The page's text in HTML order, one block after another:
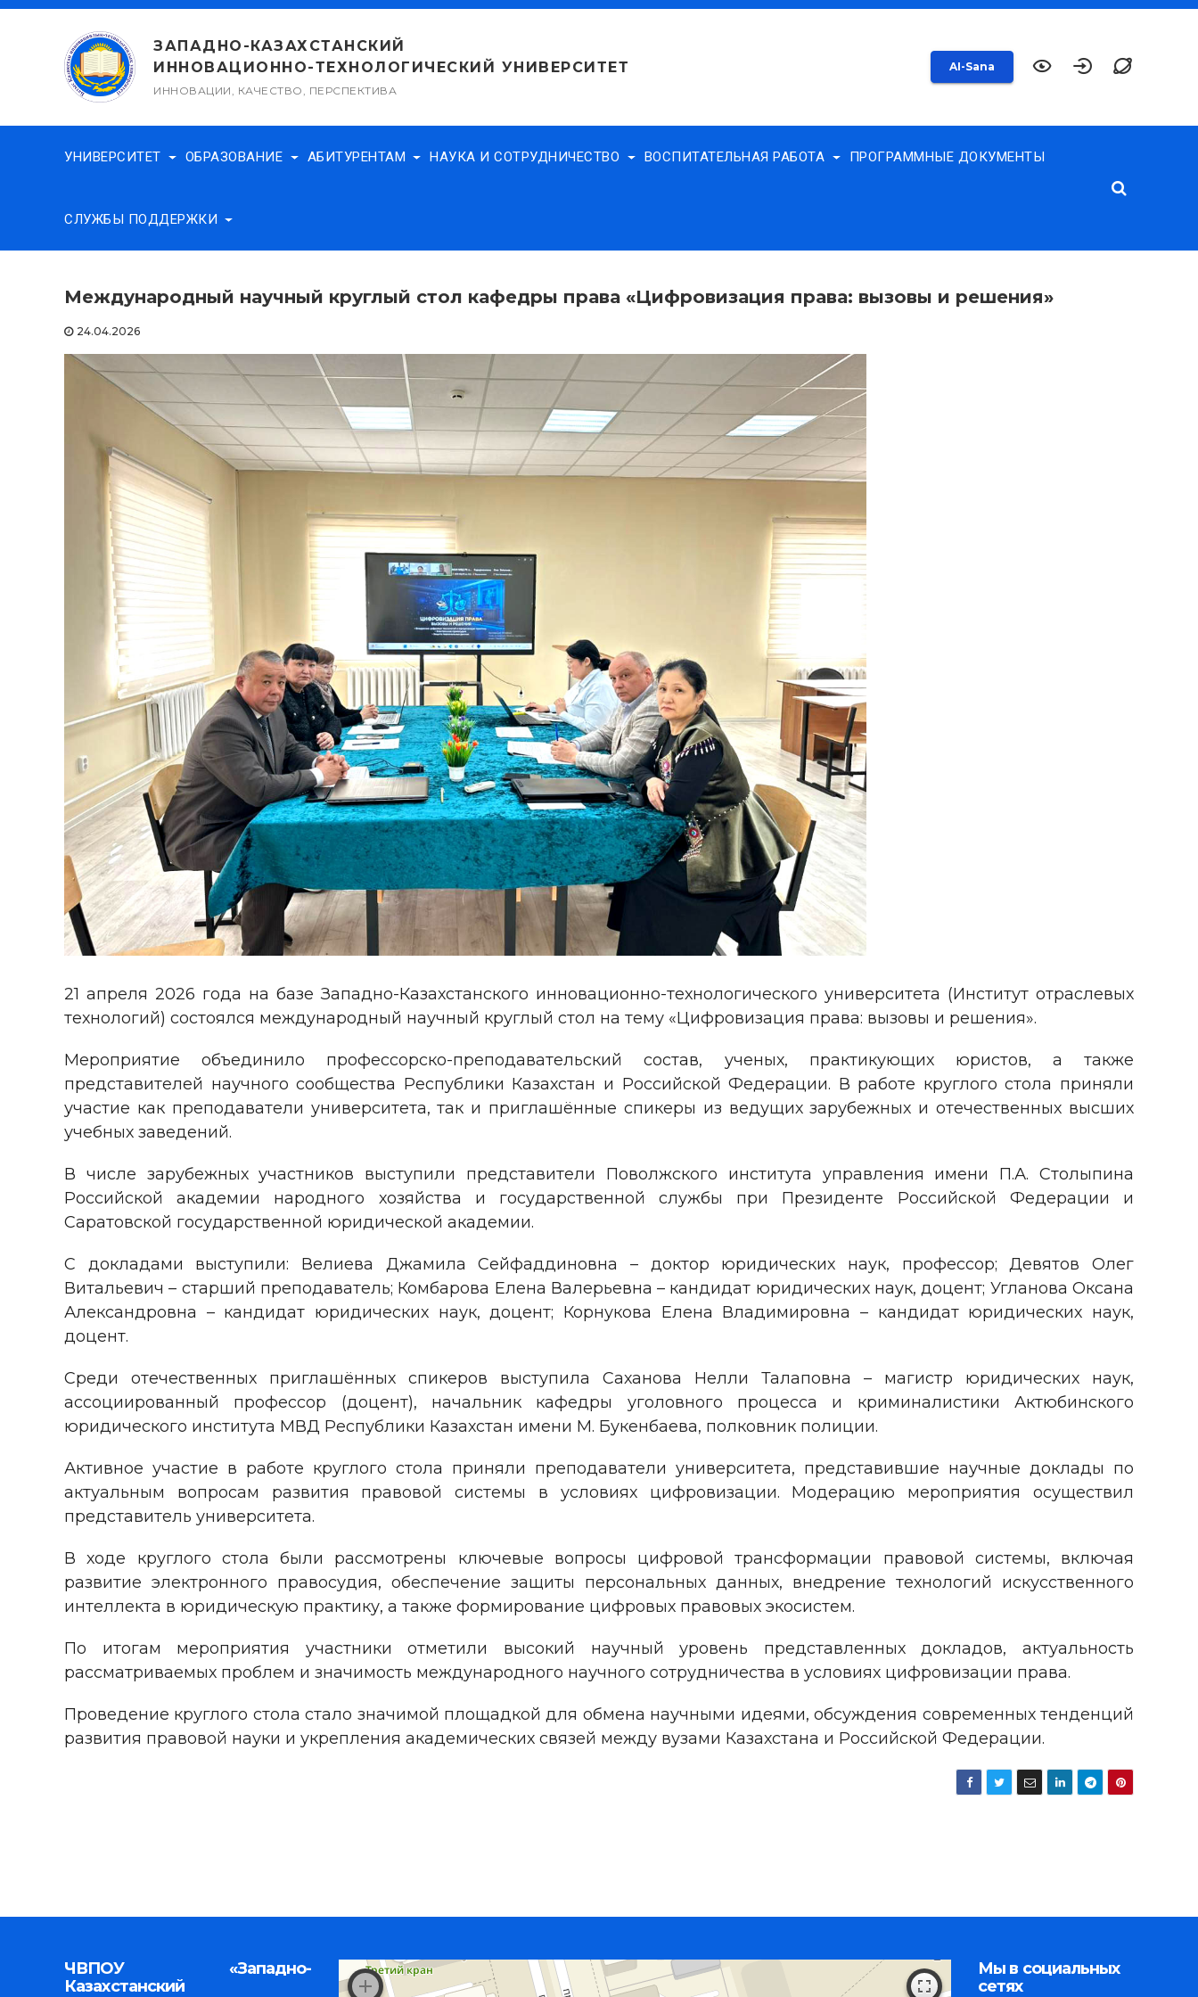
Перейти
содержимому
ЗАПАДНО-КАЗАХСТАНСКИЙ
ИННОВАЦИОННО-ТЕХНОЛОГИЧЕСКИЙ УНИВЕРСИТЕТ
ИННОВАЦИИ, КАЧЕСТВО, ПЕРСПЕКТИВА
AI-Sana
УНИВЕРСИТЕТ ОБРАЗОВАНИЕ АБИТУРЕНТАМ НАУКА И СОТРУДНИЧЕСТВО ВОСПИТАТЕЛЬНАЯ РАБОТА ПРОГРАММНЫЕ ДОКУМЕНТЫ
СЛУЖБЫ ПОДДЕРЖКИ
Международный научный круглый стол кафедры права «Цифровизация права: вызовы и решения»
24.04.2026
21 апреля 2026 года на базе Западно-Казахстанского инновационно-технологического университета (Институт отраслевых
технологий) состоялся международный научный круглый стол на тему «Цифровизация права: вызовы и решения».
Мероприятие объединило профессорско-преподавательский состав, ученых, практикующих юристов, а также
представителей научного сообщества Республики Казахстан и Российской Федерации. В работе круглого стола приняли
участие как преподаватели университета, так и приглашённые спикеры из ведущих зарубежных и отечественных высших
учебных заведений.
В числе зарубежных участников выступили представители Поволжского института управления имени П.А. Столыпина
Российской академии народного хозяйства и государственной службы при Президенте Российской Федерации и
Саратовской государственной юридической академии.
С докладами выступили: Велиева Джамила Сейфаддиновна – доктор юридических наук, профессор; Девятов Олег
Витальевич – старший преподаватель; Комбарова Елена Валерьевна – кандидат юридических наук, доцент; Угланова Оксана
Александровна – кандидат юридических наук, доцент; Корнукова Елена Владимировна – кандидат юридических наук,
доцент.
Среди отечественных приглашённых спикеров выступила Саханова Нелли Талаповна – магистр юридических наук,
ассоциированный профессор (доцент), начальник кафедры уголовного процесса и криминалистики Актюбинского
юридического института МВД Республики Казахстан имени М. Букенбаева, полковник полиции.
Активное участие в работе круглого стола приняли преподаватели университета, представившие научные доклады по
актуальным вопросам развития правовой системы в условиях цифровизации. Модерацию мероприятия осуществил
представитель университета.
В ходе круглого стола были рассмотрены ключевые вопросы цифровой трансформации правовой системы, включая
развитие электронного правосудия, обеспечение защиты персональных данных, внедрение технологий искусственного
интеллекта в юридическую практику, а также формирование цифровых правовых экосистем.
По итогам мероприятия участники отметили высокий научный уровень представленных докладов, актуальность
рассматриваемых проблем и значимость международного научного сотрудничества в условиях цифровизации права.
Проведение круглого стола стало значимой площадкой для обмена научными идеями, обсуждения современных тенденций
развития правовой науки и укрепления академических связей между вузами Казахстана и Российской Федерации.
ЧВПОУ «Западно-
Казахстанский
Мы в социальных
сетях